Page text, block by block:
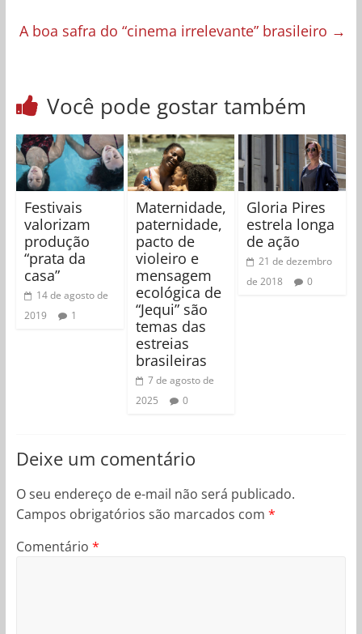
A boa safra do “cinema irrelevante” brasileiro →
Você pode gostar também
Festivais
valorizam
produção
“prata da
casa”
14 de agosto de
2019
1
Maternidade,
paternidade,
pacto de
violeiro e
mensagem
ecológica de
“Jequi” são
temas das
estreias
brasileiras
7 de agosto de
2025
0
Gloria Pires
estrela longa
de ação
21 de dezembro
de 2018
0
Deixe um comentário
O seu endereço de e-mail não será publicado.
Campos obrigatórios são marcados com *
Comentário *